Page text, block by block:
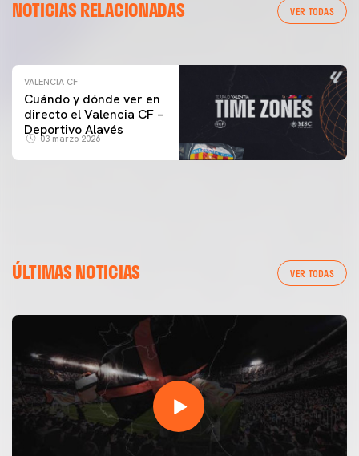
NOTICIAS RELACIONADAS VER TODAS
ENTRENAMIENTO DEL VALENCIA CF 04/03/26
VALENCIA CF
Cuándo y dónde ver en
directo el Valencia CF –
Deportivo Alavés
03 marzo 2026
ÚLTIMAS NOTICIAS VER TODAS